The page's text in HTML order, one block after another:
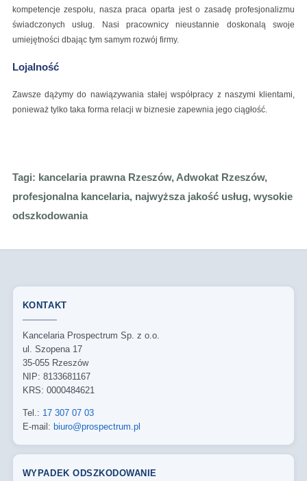
kompetencje zespołu, nasza praca oparta jest o zasadę profesjonalizmu
świadczonych usług. Nasi pracownicy nieustannie doskonalą swoje
umiejętności dbając tym samym rozwój firmy.
Lojalność
Zawsze dążymy do nawiązywania stałej współpracy z naszymi klientami,
ponieważ tylko taka forma relacji w biznesie zapewnia jego ciągłość.
Tagi: kancelaria prawna Rzeszów, Adwokat Rzeszów,
profesjonalna kancelaria, najwyższa jakość usług, wysokie
odszkodowania
KONTAKT
Kancelaria Prospectrum Sp. z o.o.
ul. Szopena 17
35-055 Rzeszów
NIP: 8133681167
KRS: 0000484621
Tel.: 17 307 07 03
E-mail: biuro@prospectrum.pl
WYPADEK ODSZKODOWANIE